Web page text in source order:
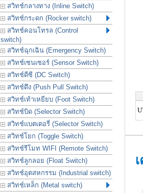
สวิทช์กลางทาง (Inline Switch)
สวิทช์กระดก (Rocker switch)
สวิทช์คอนโทรล (Control
switch)
สวิทช์ฉุกเฉิน (Emergency Switch)
สวิทช์เซนเซอร์ (Sensor Switch)
สวิทช์ดีซี (DC Switch)
สวิทช์ดึง (Push Pull Switch)
สวิทช์เท้าเหยียบ (Foot Switch)
สวิทช์บิด (Selector Switch)
สวิทช์แบตเตอรี่ (Selector Switch)
สวิทช์โยก (Toggle Switch)
สวิทช์รีโมท WIFI (Remote Switch)
สวิทช์ลูกลอย (Float Switch)
สวิทช์อุตสหกรรม (Industrial switch)
สวิทช์เหล็ก (Metal switch)